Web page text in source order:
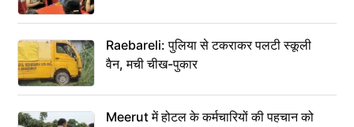
Raebareli: पुलिया से टकराकर पलटी स्कूली
वैन, मची चीख-पुकार
Meerut में होटल के कर्मचारियों की पहचान को